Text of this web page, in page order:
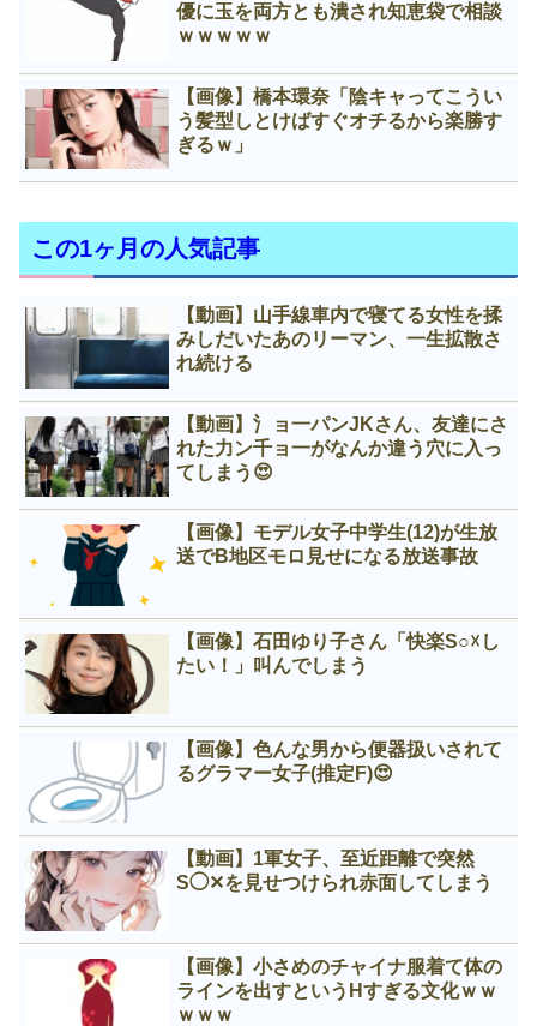
優に玉を両方とも潰され知恵袋で相談
ｗｗｗｗｗ
【画像】橋本環奈「陰キャってこうい
う髪型しとけばすぐオチるから楽勝す
ぎるｗ」
この1ヶ月の人気記事
【動画】山手線車内で寝てる女性を揉
みしだいたあのリーマン、一生拡散さ
れ続ける
【動画】氵ョ一パンJKさん、友達にさ
れた力ン千ョ一がなんか違う穴に入っ
てしまう😍
【画像】モデル女子中学生(12)が生放
送でB地区モロ見せになる放送事故
【画像】石田ゆり子さん「快楽S○☓し
たい！」叫んでしまう
【画像】色んな男から便器扱いされて
るグラマー女子(推定F)😍
【動画】1軍女子、至近距離で突然
S◯✕を見せつけられ赤面してしまう
【画像】小さめのチャイナ服着て体の
ラインを出すというНすぎる文化ｗｗ
ｗｗｗ